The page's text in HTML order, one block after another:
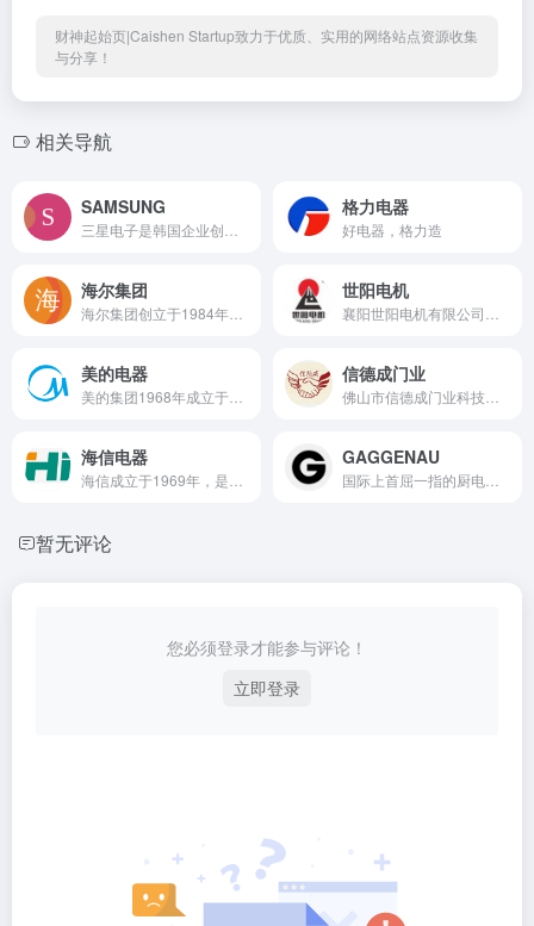
财神起始页|Caishen Startup致力于优质、实用的网络站点资源收集
与分享！
相关导航
SAMSUNG 格力电器
好电器，格力造
海尔集团 世阳电机
美的电器 信德成门业
海信电器 GAGGENAU
暂无评论
您必须登录才能参与评论！
立即登录